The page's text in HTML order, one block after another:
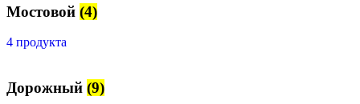
Мостовой (4)
4 продукта
Дорожный (9)